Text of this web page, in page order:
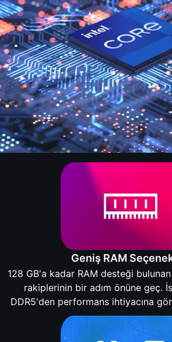
Geniş RAM
128 GB'a kadar RAM desteği
rakiplerinin bir adım önüne geç.
DDR5'den performans ihtiyacına